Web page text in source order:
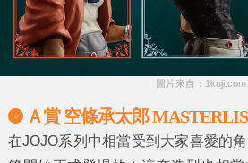
圖片來自：1kuji.com
Ａ賞 空條承太郎
在JOJO系列中相當受到大家喜愛的